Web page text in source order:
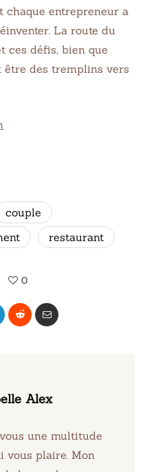
chaque entrepreneur a
La route du
ces défis, bien que
des tremplins vers
couple
restaurant
0
Alex
une multitude
vous plaire. Mon